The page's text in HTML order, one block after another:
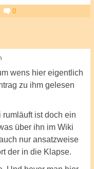
0
wens hier eigentlich
zu ihm gelesen
ist doch ein
über ihn im Wiki
nur ansatzweise
der in die Klapse.